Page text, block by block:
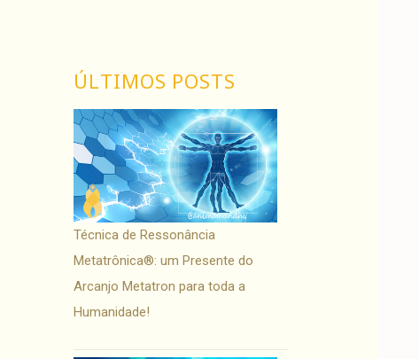
ÚLTIMOS POSTS
Técnica de Ressonância
Metatrônica®: um Presente do
Arcanjo Metatron para toda a
Humanidade!